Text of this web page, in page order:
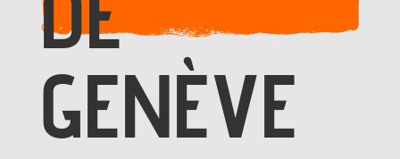
GENÈVE